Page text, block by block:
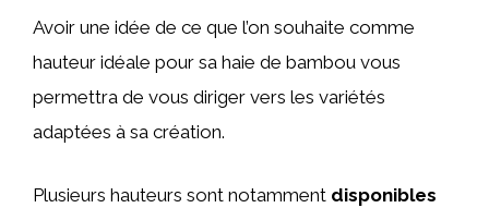
Avoir une idée de ce que l’on souhaite comme
hauteur idéale pour sa haie de bambou vous
permettra de vous diriger vers les variétés
adaptées à sa création.
Plusieurs hauteurs sont notamment disponibles